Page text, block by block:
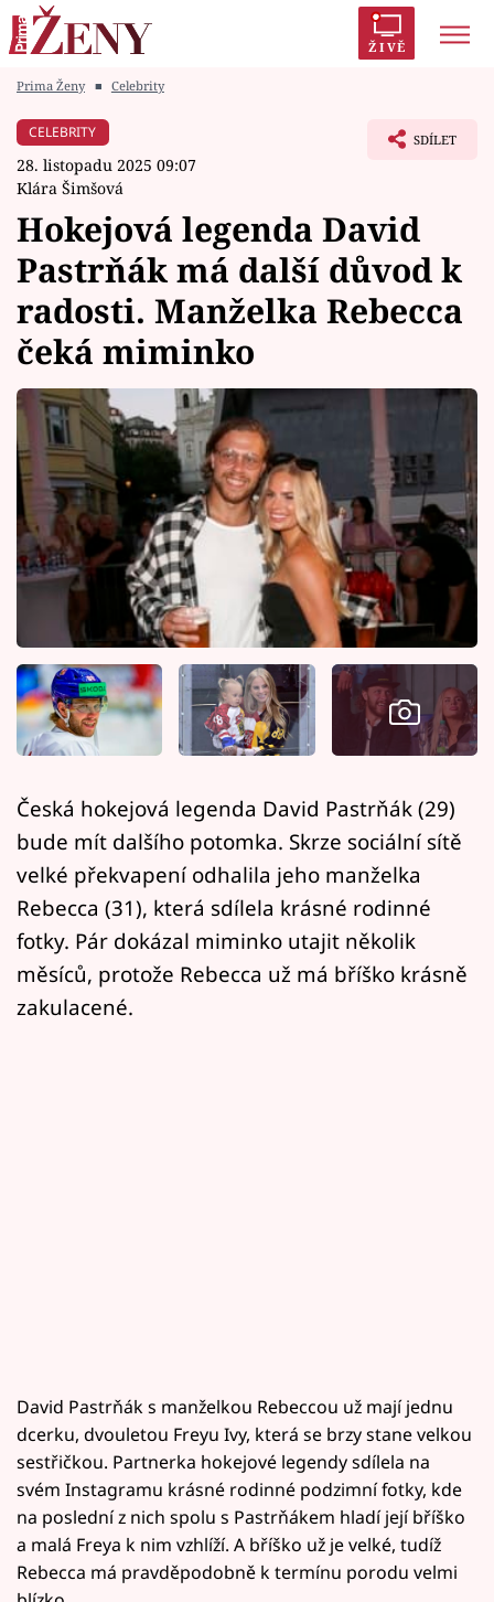
ŽIVĚ
Módní alarm
Témata
Celebrity
Vztahy
Seriály
Horoskopy
Sledujte prima+
Filmový festival Karlovy Vary
Pořady
Mámy sobě
Sledujte nás
Prima Ženy ■ Celebrity
CELEBRITY
28. listopadu 2025 09:07
Klára Šimšová
SDÍLET
Hokejová legenda David
Pastrňák má další důvod k
radosti. Manželka Rebecca
čeká miminko
Česká hokejová legenda David Pastrňák (29)
bude mít dalšího potomka. Skrze sociální sítě
velké překvapení odhalila jeho manželka
Rebecca (31), která sdílela krásné rodinné
fotky. Pár dokázal miminko utajit několik
měsíců, protože Rebecca už má bříško krásně
zakulacené.
David Pastrňák s manželkou Rebeccou už mají jednu
dcerku, dvouletou Freyu Ivy, která se brzy stane velkou
sestřičkou. Partnerka hokejové legendy sdílela na
svém Instagramu krásné rodinné podzimní fotky, kde
na poslední z nich spolu s Pastrňákem hladí její bříško
a malá Freya k nim vzhlíží. A bříško už je velké, tudíž
Rebecca má pravděpodobně k termínu porodu velmi